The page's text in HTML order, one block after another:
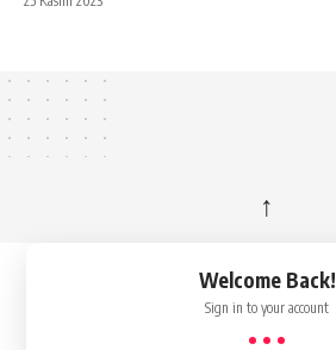
↑
Welcome Back!
Sign in to your account